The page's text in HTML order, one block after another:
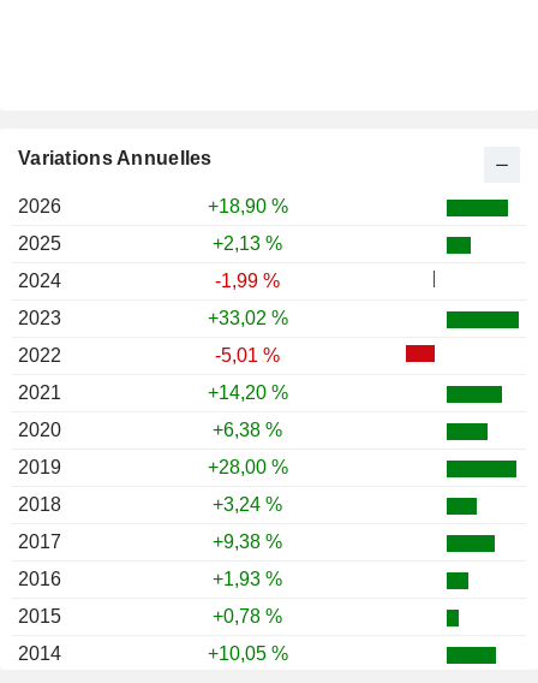
Variations Annuelles
2026
+18,90 %
2025
+2,13 %
2024
-1,99 %
2023
+33,02 %
2022
-5,01 %
2021
+14,20 %
2020
+6,38 %
2019
+28,00 %
2018
+3,24 %
2017
+9,38 %
2016
+1,93 %
2015
+0,78 %
2014
+10,05 %